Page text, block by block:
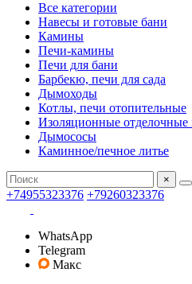
Все категории
Навесы и готовые бани
Камины
Печи-камины
Печи для бани
Барбекю, печи для сада
Дымоходы
Котлы, печи отопительные
Изоляционные отделочные
Дымососы
Каминное/печное литье
×
+74955323376 +79260323376
WhatsApp
Telegram
Макс